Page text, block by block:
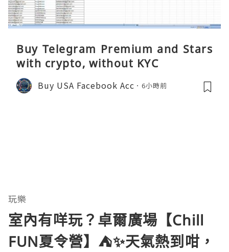
Buy Telegram Premium and Stars
with crypto, without KYC
Buy USA Facebook Acc 6小時前
玩樂
室內有咩玩？卓爾廣場【Chill
FUN夏令營】⛺️✨天氣熱到咁，